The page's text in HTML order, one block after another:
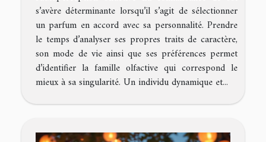
s’avère déterminante lorsqu’il s’agit de sélectionner
un parfum en accord avec sa personnalité. Prendre
le temps d’analyser ses propres traits de caractère,
son mode de vie ainsi que ses préférences permet
d’identifier la famille olfactive qui correspond le
mieux à sa singularité. Un individu dynamique et...